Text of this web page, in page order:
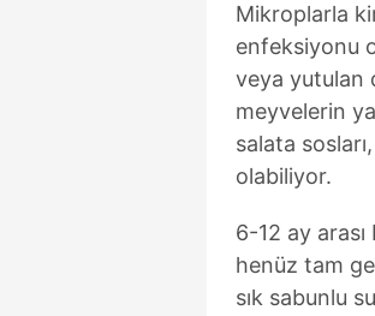
Mikroplarla
enfeksiyonu
veya yutulan
meyvelerin
salata
olabiliyor.
6-12 ay
henüz tam
sık sabunlu